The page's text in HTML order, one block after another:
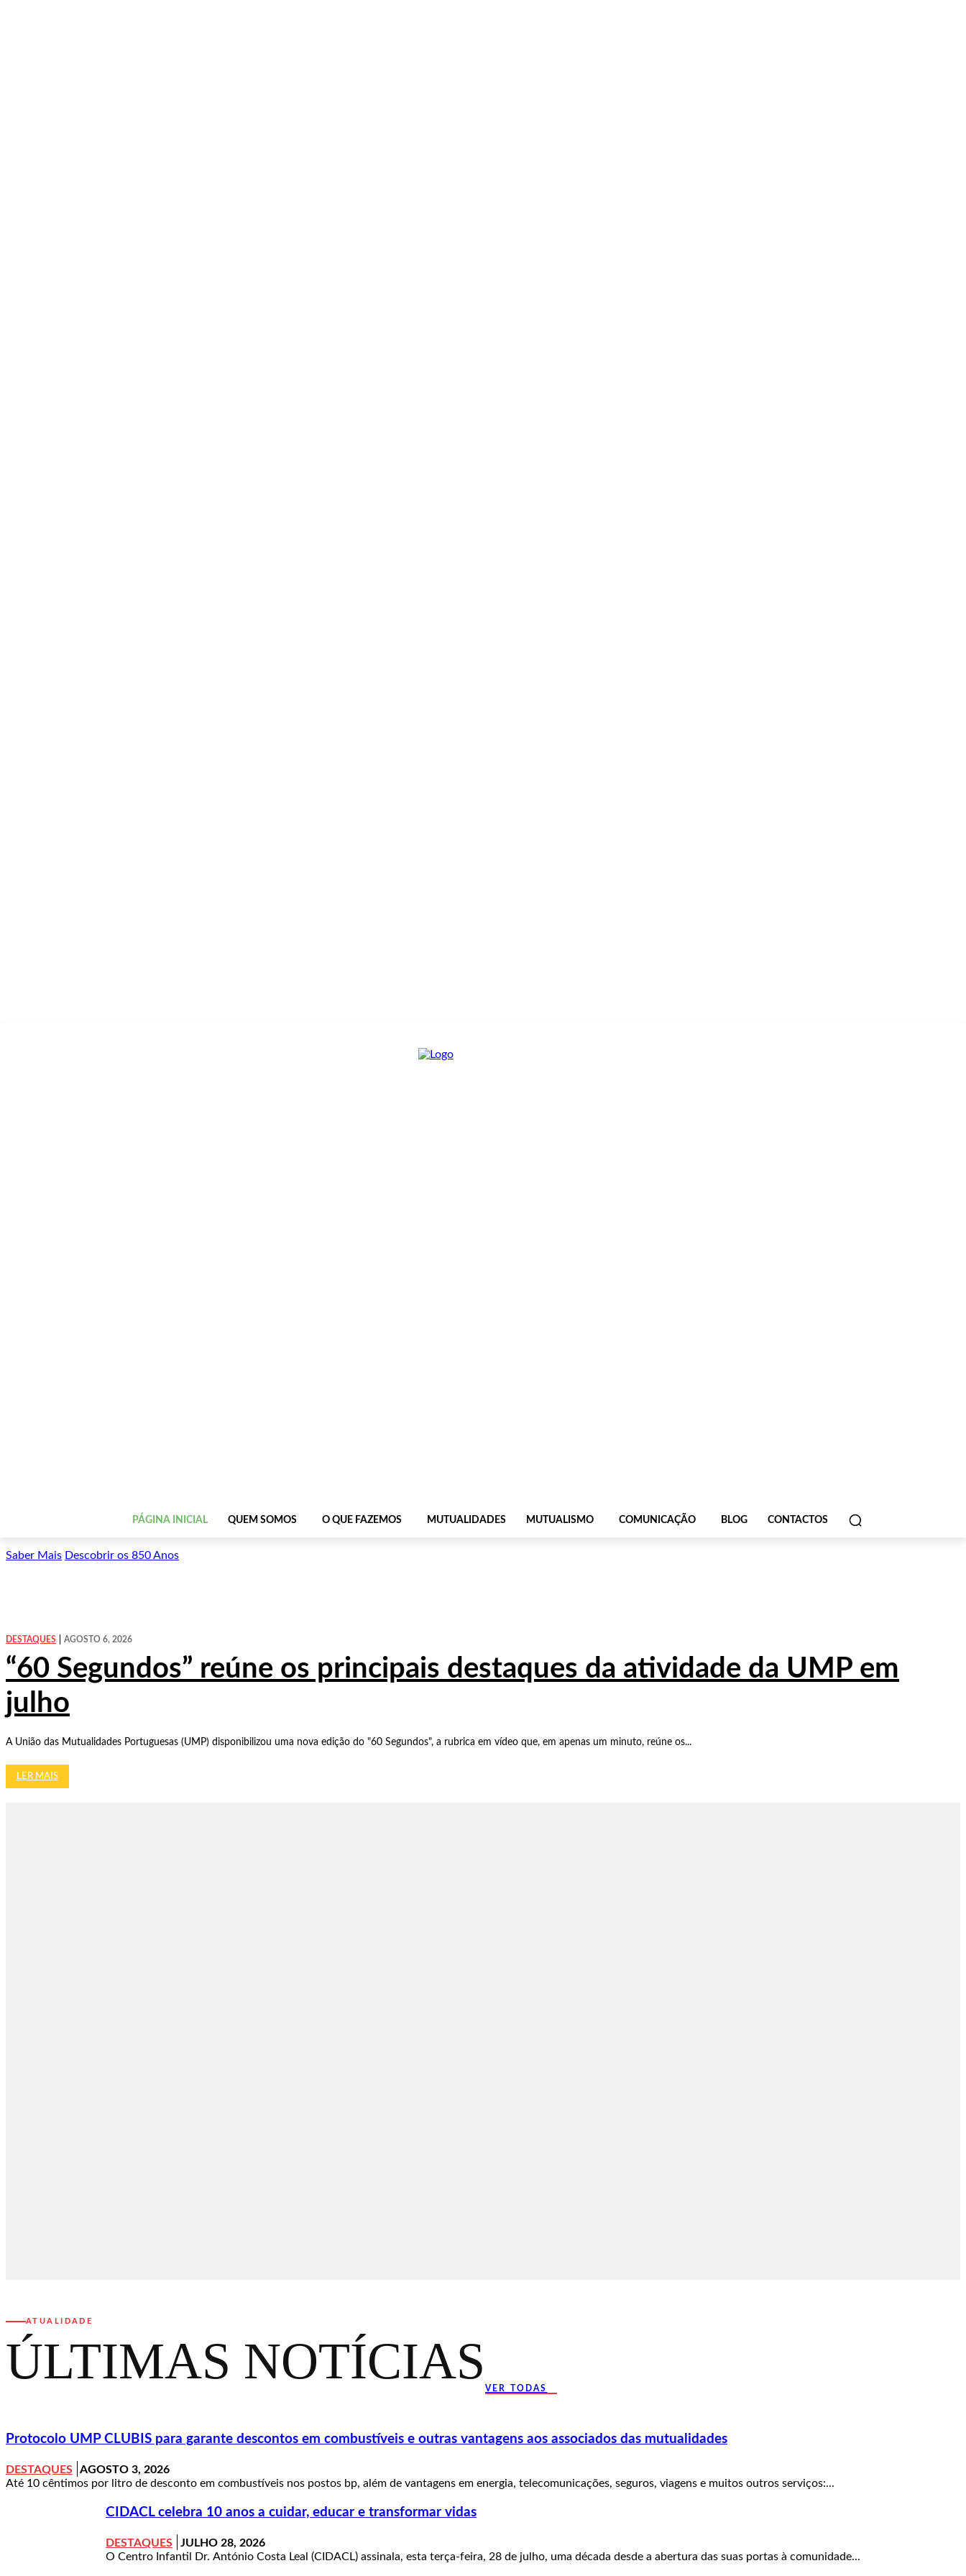
PÁGINA INICIAL QUEM SOMOS O QUE FAZEMOS MUTUALIDADES MUTUALISMO COMUNICAÇÃO BLOG CONTACTOS
Saber Mais Descobrir os 850 Anos
DESTAQUES AGOSTO 6, 2026
“60 Segundos” reúne os principais destaques da atividade da UMP em
julho
A União das Mutualidades Portuguesas (UMP) disponibilizou uma nova edição do "60 Segundos", a rubrica em vídeo que, em apenas um minuto, reúne os...
LER MAIS
ATUALIDADE
ÚLTIMAS NOTÍCIAS VER TODAS
Protocolo UMP CLUBIS para garante descontos em combustíveis e outras vantagens aos associados das mutualidades
DESTAQUES
AGOSTO 3, 2026
Até 10 cêntimos por litro de desconto em combustíveis nos postos bp, além de vantagens em energia, telecomunicações, seguros, viagens e muitos outros serviços:...
CIDACL celebra 10 anos a cuidar, educar e transformar vidas
DESTAQUES
JULHO 28, 2026
O Centro Infantil Dr. António Costa Leal (CIDACL) assinala, esta terça-feira, 28 de julho, uma década desde a abertura das suas portas à comunidade...